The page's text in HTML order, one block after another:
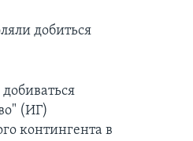
добиться
(ИГ)
контингента в